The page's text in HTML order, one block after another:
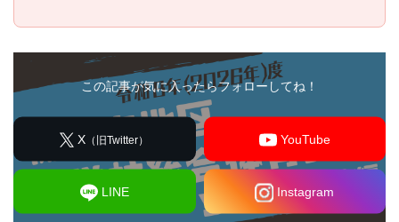
この記事が気に入ったらフォローしてね！
X （旧Twitter） YouTube
LINE Instagram